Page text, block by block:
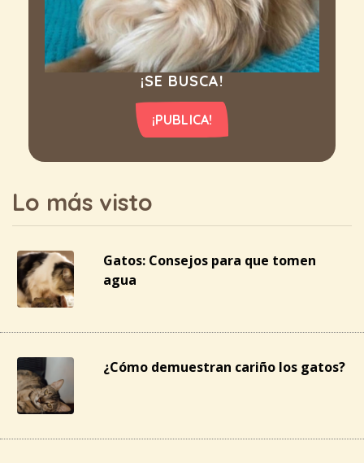
¡SE BUSCA!
¡PUBLICA!
Lo más visto
Gatos: Consejos para que tomen
agua
¿Cómo demuestran cariño los gatos?